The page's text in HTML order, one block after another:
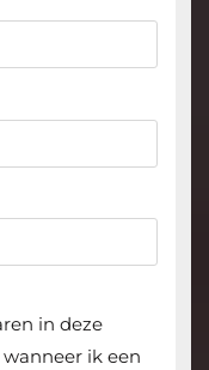
in deze
ik een